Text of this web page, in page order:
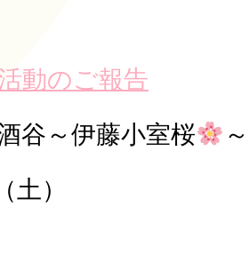
動のご報告
谷～伊藤小室桜
土）
秀英会につ